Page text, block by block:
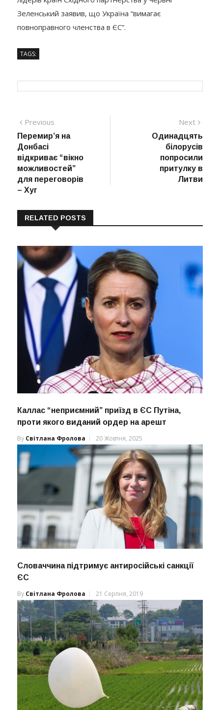
Зеленський заявив, що Україна “вимагає
повноправного членства в ЄС”.
TAGS:
Навігація
записів
Previous
post:
Перемир’я на
Донбасі
відкриває “вікно
можливостей”
для переговорів
– Хуг
Next
Одинадцять
білорусів
попросили
притулку в
Литви
RELATED POSTS
Каллас “неприємний” приїзд в ЄС Путіна,
проти якого виданий ордер на арешт
By Світлана Фролова 20 Жовтня, 2025
Словаччина підтримує антиросійські санкції
ЄС
By Світлана Фролова 21 Серпня, 2019